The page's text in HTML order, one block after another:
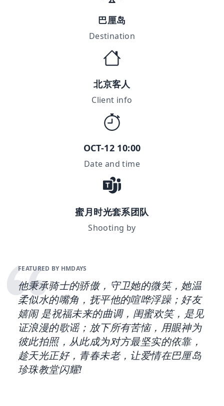
巴厘岛
Destination
北京客人
Client info
OCT-12 10:00
Date and time
蜜月时光套系团队
Shooting by
FEATURED BY HMDAYS
他秉承骑士的骄傲，守卫她的微笑，她温
柔似水的嘴角，抚平他的喧哗浮躁；好友
嬉闹 是祝福未来的曲调，闺蜜欢笑，是见
证浪漫的歌谣；放下所有苦恼，用眼神为
彼此拍照，从此成为对方最坚实的依靠，
趁天光正好，青春未老，让爱情在巴厘岛
珍珠教堂闪耀!